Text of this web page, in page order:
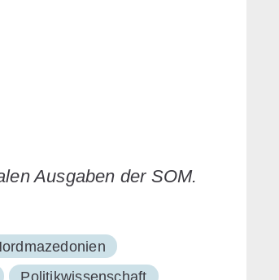
Ausgaben der SOM.
Politikwissenschaft